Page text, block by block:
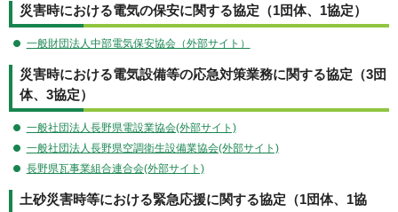
災害時における電気の保安に関する協定（1団体、1協定）
一般財団法人中部電気保安協会（外部サイト）
災害時における電気設備等の応急対策業務に関する協定（3団
体、3協定）
一般社団法人長野県電設業協会(外部サイト)
一般社団法人長野県空調衛生設備業協会(外部サイト)
長野県瓦事業組合連合会(外部サイト)
土砂災害時等における緊急応援に関する協定（1団体、1協